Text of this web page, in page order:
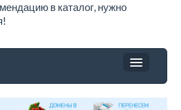
в каталог, нужно